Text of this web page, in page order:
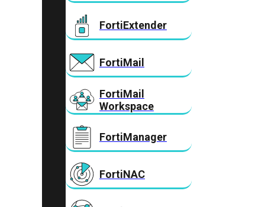
FortiExtender
FortiMail
FortiMail
Workspace
FortiManager
FortiNAC